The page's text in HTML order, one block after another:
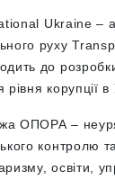
Ukraine –
руху
до
корупції в
ОПОРА –
контролю
освіти,